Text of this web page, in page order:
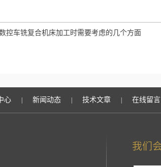
控车铣复合机床加工时需要考虑的几个方面
心 新闻动态 技术文章 在线留言